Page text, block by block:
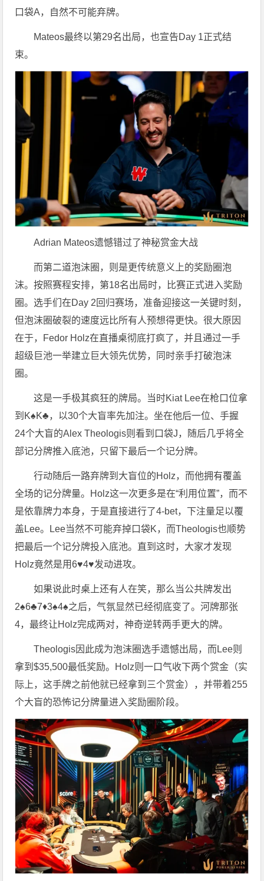
口袋A，自然不可能弃牌。
Mateos最终以第29名出局，也宣告Day 1正式结
束。
Adrian Mateos遗憾错过了神秘赏金大战
而第二道泡沫圈，则是更传统意义上的奖励圈泡
沫。按照赛程安排，第18名出局时，比赛正式进入奖励
圈。选手们在Day 2回归赛场，准备迎接这一关键时刻，
但泡沫圈破裂的速度远比所有人预想得更快。很大原因
在于，Fedor Holz在直播桌彻底打疯了，并且通过一手
超级巨池一举建立巨大领先优势，同时亲手打破泡沫
圈。
这是一手极其疯狂的牌局。当时Kiat Lee在枪口位拿
到K♠K♣，以30个大盲率先加注。坐在他后一位、手握
24个大盲的Alex Theologis则看到口袋J，随后几乎将全
部记分牌推入底池，只留下最后一个记分牌。
行动随后一路弃牌到大盲位的Holz，而他拥有覆盖
全场的记分牌量。Holz这一次更多是在“利用位置”，而不
是依靠牌力本身，于是直接进行了4-bet，下注量足以覆
盖Lee。Lee当然不可能弃掉口袋K，而Theologis也顺势
把最后一个记分牌投入底池。直到这时，大家才发现
Holz竟然是用6♥4♥发动进攻。
如果说此时桌上还有人在笑，那么当公共牌发出
2♠6♣7♦3♠4♠之后，气氛显然已经彻底变了。河牌那张
4，最终让Holz完成两对，神奇逆转两手更大的牌。
Theologis因此成为泡沫圈选手遗憾出局，而Lee则
拿到$35,500最低奖励。Holz则一口气收下两个赏金（实
际上，这手牌之前他就已经拿到三个赏金），并带着255
个大盲的恐怖记分牌量进入奖励圈阶段。